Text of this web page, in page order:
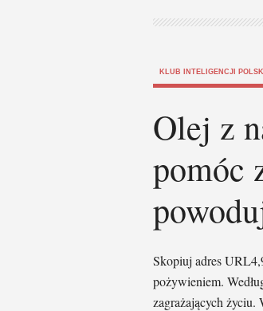
KLUB INTELIGENCJI
Olej z
pomóc
Skopiuj adres
pożywieniem.
zagrażających życiu.